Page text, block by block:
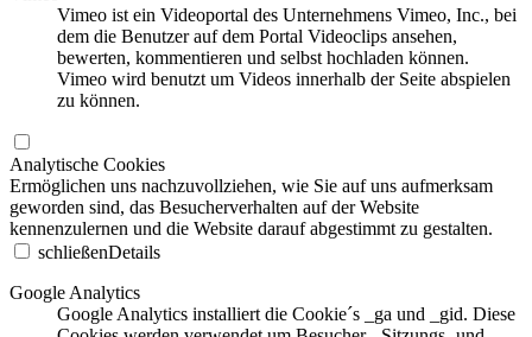
Vimeo ist ein Videoportal des Unternehmens Vimeo, Inc., bei
dem die Benutzer auf dem Portal Videoclips ansehen,
bewerten, kommentieren und selbst hochladen können.
Vimeo wird benutzt um Videos innerhalb der Seite abspielen
zu können.
Analytische Cookies
Ermöglichen uns nachzuvollziehen, wie Sie auf uns aufmerksam
geworden sind, das Besucherverhalten auf der Website
kennenzulernen und die Website darauf abgestimmt zu gestalten.
schließenDetails
Google Analytics
Google Analytics installiert die Cookie´s _ga und _gid. Diese